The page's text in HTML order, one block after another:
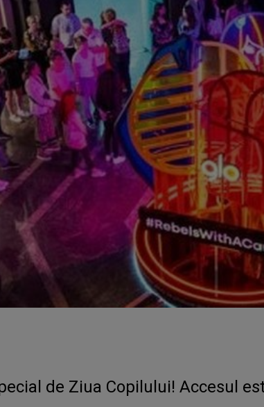
de Ziua Copilului! Accesul